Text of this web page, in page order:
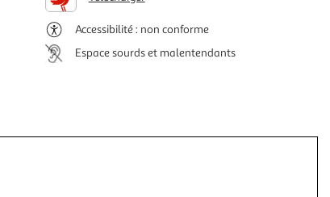
Accessibilité : non conforme
Espace sourds et malentendants